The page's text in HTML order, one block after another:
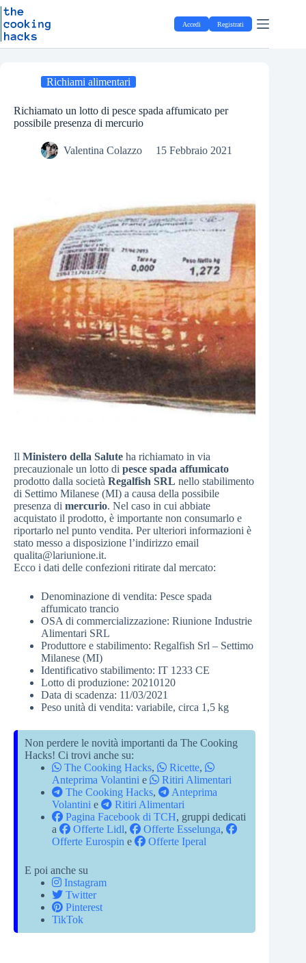
S
t
Salta
al
contenuto
Accedi Registrati
Richiami alimentari
Richiamato un lotto di pesce spada affumicato per
possibile presenza di mercurio
Valentina Colazzo 15 Febbraio 2021
Il Ministero della Salute ha richiamato in via
precauzionale un lotto di pesce spada affumicato
prodotto dalla società Regalfish SRL nello stabilimento
di Settimo Milanese (MI) a causa della possibile
presenza di mercurio. Nel caso in cui abbiate
acquistato il prodotto, è importante non consumarlo e
riportarlo nel punto vendita. Per ulteriori informazioni è
stato messo a disposizione l’indirizzo email
qualita@lariunione.it.
Ecco i dati delle confezioni ritirate dal mercato:
Denominazione di vendita: Pesce spada
affumicato trancio
OSA di commercializzazione: Riunione Industrie
Alimentari SRL
Produttore e stabilimento: Regalfish Srl – Settimo
Milanese (MI)
Identificativo stabilimento: IT 1233 CE
Lotto di produzione: 20210120
Data di scadenza: 11/03/2021
Peso unità di vendita: variabile, circa 1,5 kg
Non perdere le novità importanti da The Cooking
Hacks! Ci trovi anche su:
The Cooking Hacks, Ricette,
Anteprima Volantini e
Ritiri Alimentari
The Cooking Hacks,
Anteprima
Volantini e
Ritiri Alimentari
Pagina Facebook di TCH, gruppi dedicati
a
Offerte Lidl, Offerte Esselunga,
Offerte Eurospin e Offerte Iperal
E poi anche su
Instagram
Twitter
Pinterest
TikTok